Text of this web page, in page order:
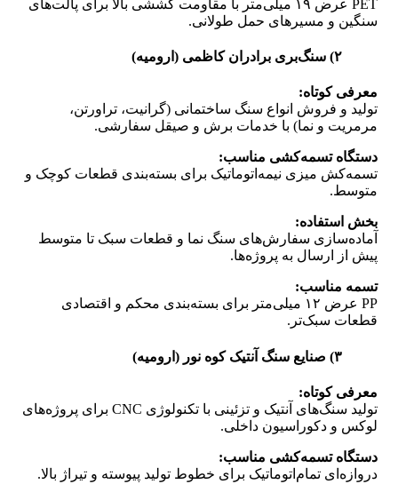
PET عرض ۱۹ میلی‌متر با مقاومت کششی بالا برای پالت‌های
سنگین و مسیرهای حمل طولانی.
معرفی کوتاه:
تولید و فروش انواع سنگ ساختمانی (گرانیت، تراورتن،
مرمریت و نما) با خدمات برش و صیقل سفارشی.
دستگاه تسمه‌کشی مناسب:
تسمه‌کش میزی نیمه‌اتوماتیک برای بسته‌بندی قطعات کوچک و
متوسط.
بخش استفاده:
آماده‌سازی سفارش‌های سنگ نما و قطعات سبک تا متوسط
پیش از ارسال به پروژه‌ها.
تسمه مناسب:
PP عرض ۱۲ میلی‌متر برای بسته‌بندی محکم و اقتصادی
قطعات سبک‌تر.
معرفی کوتاه:
تولید سنگ‌های آنتیک و تزئینی با تکنولوژی CNC برای پروژه‌های
لوکس و دکوراسیون داخلی.
دستگاه تسمه‌کشی مناسب:
دروازه‌ای تمام‌اتوماتیک برای خطوط تولید پیوسته و تیراژ بالا.